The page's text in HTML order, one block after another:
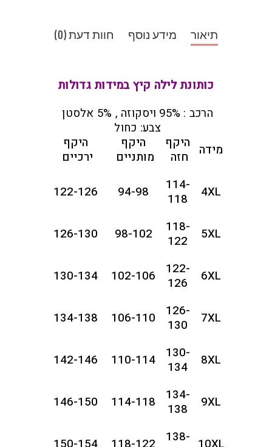
תיאור מידע נוסף חוות דעת (0)
כותונת לילה קיץ במידות גדולות
הרכב : 95% ויסקוזה , 5% אלסטן
צבע: כחול
מידה
היקף
חזה
היקף
מותניים
היקף
ירכיים
4XL
114-
118
94-98
122-126
5XL
118-
122
98-102
126-130
6XL
122-
126
102-106
130-134
7XL
126-
130
106-110
134-138
8XL
130-
134
110-114
142-146
9XL
134-
138
114-118
146-150
138-